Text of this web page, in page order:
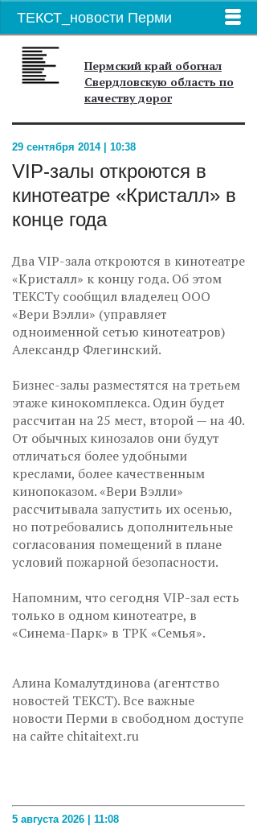
ТЕКСТ_новости Перми
Пермский край обогнал
Свердловскую область по
качеству дорог
29 сентября 2014 | 10:38
VIP-залы откроются в
кинотеатре «Кристалл» в
конце года
Два VIP-зала откроются в кинотеатре
«Кристалл» к концу года. Об этом
ТЕКСТу сообщил владелец ООО
«Вери Вэлли» (управляет
одноименной сетью кинотеатров)
Александр Флегинский.
Бизнес-залы разместятся на третьем
этаже кинокомплекса. Один будет
рассчитан на 25 мест, второй — на 40.
От обычных кинозалов они будут
отличаться более удобными
креслами, более качественным
кинопоказом. «Вери Вэлли»
рассчитывала запустить их осенью,
но потребовались дополнительные
согласования помещений в плане
условий пожарной безопасности.
Напомним, что сегодня VIP-зал есть
только в одном кинотеатре, в
«Синема-Парк» в ТРК «Семья».
Алина Комалутдинова (агентство
новостей ТЕКСТ). Все важные
новости Перми в свободном доступе
на сайте chitaitext.ru
5 августа 2026 | 11:08